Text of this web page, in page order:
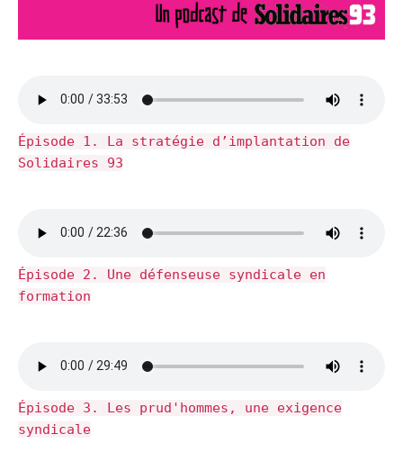
Épisode 1. La stratégie d’implantation de
Solidaires 93
Épisode 2. Une défenseuse syndicale en
formation
Épisode 3. Les prud'hommes, une exigence
syndicale